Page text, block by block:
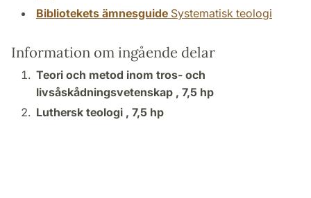
Bibliotekets ämnesguide Systematisk teologi
Information om ingående delar
Teori och metod inom tros- och
livsåskådningsvetenskap , 7,5 hp
Luthersk teologi , 7,5 hp